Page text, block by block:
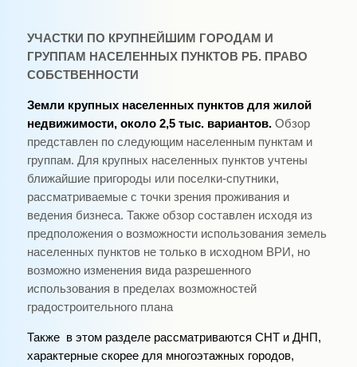
УЧАСТКИ ПО КРУПНЕЙШИМ ГОРОДАМ И
ГРУППАМ НАСЕЛЕННЫХ ПУНКТОВ РБ. ПРАВО
СОБСТВЕННОСТИ
Земли крупных населенных пунктов для жилой
недвижимости, около 2,5 тыс. вариантов.Обзор
представлен по следующим населенным пунктам и
группам. Для крупных населенных пунктов учтены
ближайшие пригороды или поселки-спутники,
рассматриваемые с точки зрения проживания и
ведения бизнеса. Также обзор составлен исходя из
предположения о возможности использования земель
населенных пунктов не только в исходном ВРИ, но
возможно изменения вида разрешенного
использования в пределах возможностей
градостроительного плана
Также в этом разделе рассматриваются СНТ и ДНП,
характерные скорее для многоэтажных городов,